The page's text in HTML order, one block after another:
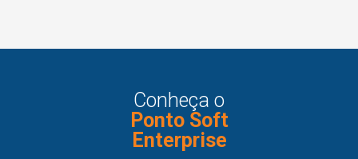
Conheça o
Ponto Soft
Enterprise